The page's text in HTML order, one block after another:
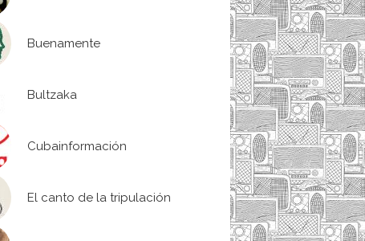
Buenamente
Bultzaka
Cubainformación
El canto de la tripulación